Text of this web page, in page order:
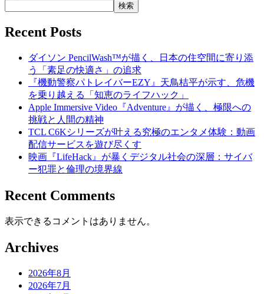
検索
Recent Posts
ダイソン PencilWash™が描く、日本の住空間に寄り添
う「素足の快適さ」の追求
『機動警察パトレイバーEZY』天鳥桔平が示す、危機
を乗り越える「知恵のライフハック」
Apple Immersive Video『Adventure』が描く、極限への
挑戦と人間の精神
TCL C6Kシリーズが叶える究極のエンタメ体験：動画
配信サービスを遊び尽くす
映画『LifeHack』が暴くデジタル社会の深層：サイバ
ー犯罪と倫理の境界線
Recent Comments
表示できるコメントはありません。
Archives
2026年8月
2026年7月